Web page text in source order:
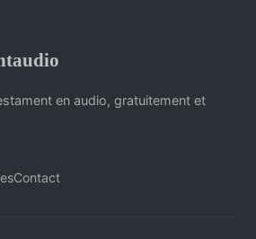
en audio, gratuitement et
Contact